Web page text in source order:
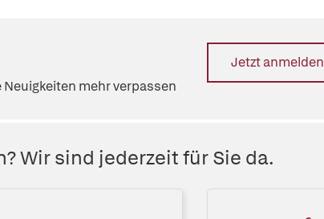
mehr verpassen
Jetzt anmelden
Wir sind jederzeit für Sie da.